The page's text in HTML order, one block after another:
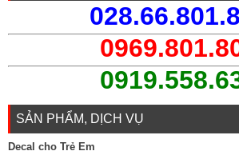
SẢN PHẨM, DỊCH VỤ
Decal cho Trẻ Em